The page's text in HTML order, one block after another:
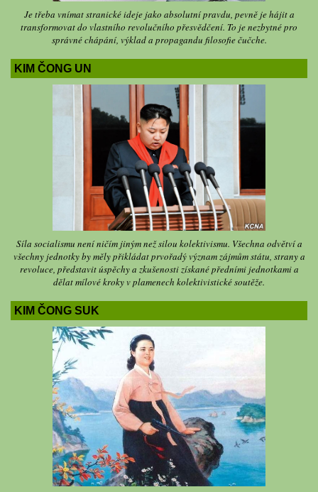
Je třeba vnímat stranické ideje jako absolutní pravdu, pevně je hájit a
transformovat do vlastního revolučního přesvědčení. To je nezbytné pro
správné chápání, výklad a propagandu filosofie čučche.
KIM ČONG UN
Síla socialismu není ničím jiným než silou kolektivismu. Všechna odvětví a
všechny jednotky by měly přikládat prvořadý význam zájmům státu, strany a
revoluce, představit úspěchy a zkušenosti získané předními jednotkami a
dělat mílové kroky v plamenech kolektivistické soutěže.
KIM ČONG SUK